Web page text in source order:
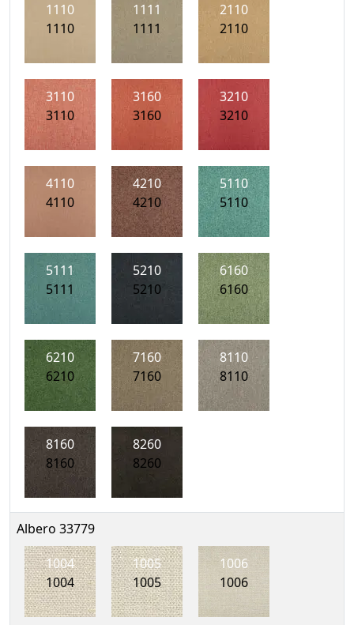
1110
1110
1111
1111
2110
2110
3110
3110
3160
3160
3210
3210
4110
4110
4210
4210
5110
5110
5111
5111
5210
5210
6160
6160
6210
6210
7160
7160
8110
8110
8160
8160
8260
8260
Albero 33779
1004
1004
1005
1005
1006
1006